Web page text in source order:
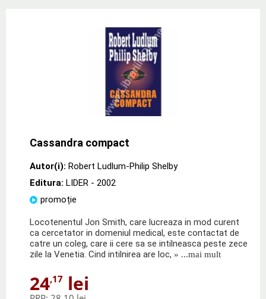
Cassandra compact
Autor(i): Robert Ludlum-Philip Shelby
Editura: LIDER - 2002
promoție
Locotenentul Jon Smith, care lucreaza in mod curent
ca cercetator in domeniul medical, este contactat de
catre un coleg, care ii cere sa se intilneasca peste zece
zile la Venetia. Cind intilnirea are loc, » ...mai mult
24,17 lei